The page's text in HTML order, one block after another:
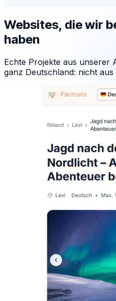
Websites, die wir
haben
Echte Projekte aus unserer
ganz Deutschland: nicht aus